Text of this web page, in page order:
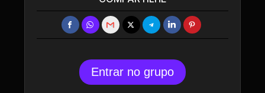
Entrar no grupo